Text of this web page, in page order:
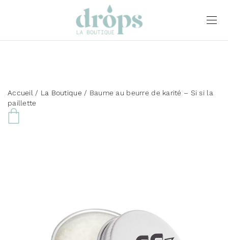
Accueil / La Boutique / Baume au beurre de karité – Si si la
paillette